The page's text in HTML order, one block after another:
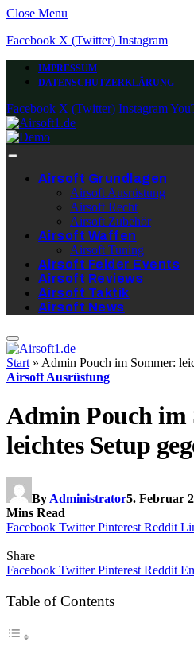
Close Menu
Facebook X (Twitter) Instagram
IMPRESSUM
DATENSCHUTZERKLÄRUNG
Facebook X (Twitter) Instagram
Airsoft Grundlagen
Airsoft Ausrüstung
Airsoft Recht
Airsoft Zubehör
Airsoft Waffen
Airsoft Tuning
Airsoft Felder Events
Airsoft Reviews
Airsoft Taktik
Airsoft News
Start » Admin Pouch im Sommer:
Airsoft Ausrüstung
Admin Pouch im
leichtes Setup
By Administrator5. Februar
Mins Read
Facebook Twitter Pinterest Reddit
Share
Facebook Twitter Pinterest Reddit
Table of Contents